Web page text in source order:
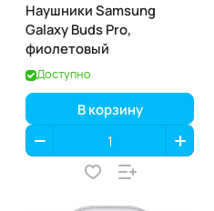
Наушники Samsung
Galaxy Buds Pro,
фиолетовый
Доступно
В корзину